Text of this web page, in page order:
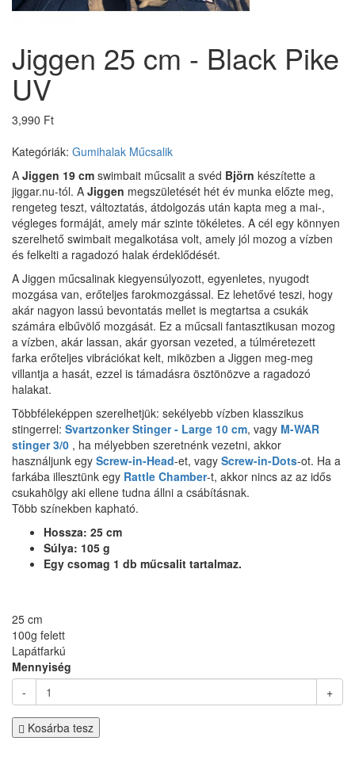
Jiggen 25 cm - Black Pike
UV
3,990 Ft
Kategóriák: Gumihalak Műcsalik
A Jiggen 19 cm swimbait műcsalit a svéd Björn készítette a
jiggar.nu-tól. A Jiggen megszületését hét év munka előzte meg,
rengeteg teszt, változtatás, átdolgozás után kapta meg a mai-,
végleges formáját, amely már szinte tökéletes. A cél egy könnyen
szerelhető swimbait megalkotása volt, amely jól mozog a vízben
és felkelti a ragadozó halak érdeklődését.
A Jiggen műcsalinak kiegyensúlyozott, egyenletes, nyugodt
mozgása van, erőteljes farokmozgással. Ez lehetővé teszi, hogy
akár nagyon lassú bevontatás mellet is megtartsa a csukák
számára elbűvölő mozgását. Ez a műcsali fantasztikusan mozog
a vízben, akár lassan, akár gyorsan vezeted, a túlméretezett
farka erőteljes vibrációkat kelt, miközben a Jiggen meg-meg
villantja a hasát, ezzel is támadásra ösztönözve a ragadozó
halakat.
Többféleképpen szerelhetjük: sekélyebb vízben klasszikus
stingerrel: Svartzonker Stinger - Large 10 cm, vagy M-WAR
stinger 3/0 , ha mélyebben szeretnénk vezetni, akkor
használjunk egy Screw-in-Head-et, vagy Screw-in-Dots-ot. Ha a
farkába illesztünk egy Rattle Chamber-t, akkor nincs az az idős
csukahölgy aki ellene tudna állni a csábításnak.
Több színekben kapható.
Hossza: 25 cm
Súlya: 105 g
Egy csomag 1 db műcsalit tartalmaz.
25 cm
100g felett
Lapátfarkú
Mennyiség
-
+
Kosárba tesz